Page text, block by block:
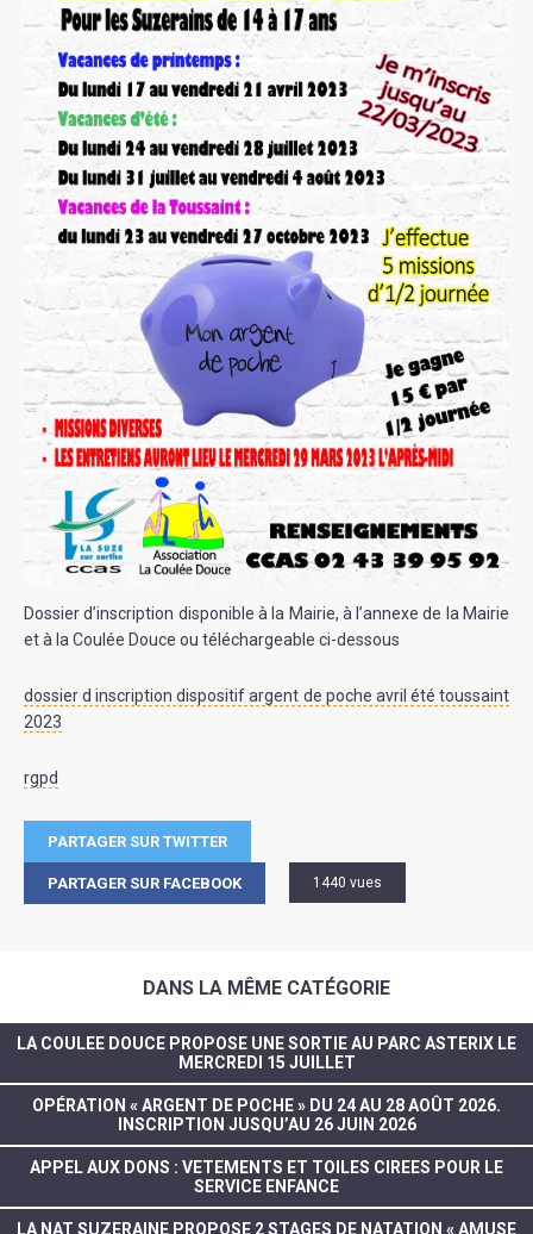
Dossier d’inscription disponible à la Mairie, à l’annexe de la Mairie
et à la Coulée Douce ou téléchargeable ci-dessous
dossier d inscription dispositif argent de poche avril été toussaint
2023
rgpd
PARTAGER SUR TWITTER
PARTAGER SUR FACEBOOK 1440 vues
DANS LA MÊME CATÉGORIE
LA COULEE DOUCE PROPOSE UNE SORTIE AU PARC ASTERIX LE
MERCREDI 15 JUILLET
OPÉRATION « ARGENT DE POCHE » DU 24 AU 28 AOÛT 2026.
INSCRIPTION JUSQU’AU 26 JUIN 2026
APPEL AUX DONS : VETEMENTS ET TOILES CIREES POUR LE
SERVICE ENFANCE
LA NAT SUZERAINE PROPOSE 2 STAGES DE NATATION « AMUSE